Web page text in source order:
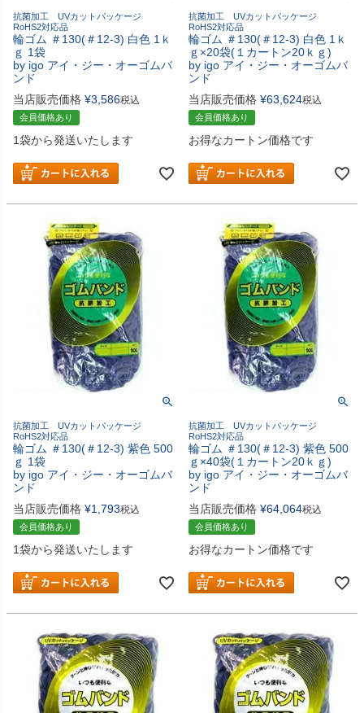
抗菌加工 UVカットパッケージ
RoHS2対応品
輪ゴム ＃130(＃12-3) 白色 1ｋ
ｇ 1袋
by igo アイ・ジー・オーゴムバ
ンド
当店販売価格 ¥3,586税込
会員価格あり
1袋から発送いたします
抗菌加工 UVカットパッケージ
RoHS2対応品
輪ゴム ＃130(＃12-3) 白色 1ｋ
ｇ×20袋(１カートン20ｋｇ)
by igo アイ・ジー・オーゴムバ
ンド
当店販売価格 ¥63,624税込
会員価格あり
お得なカートン価格です
抗菌加工 UVカットパッケージ
RoHS2対応品
輪ゴム ＃130(＃12-3) 紫色 500
ｇ 1袋
by igo アイ・ジー・オーゴムバ
ンド
当店販売価格 ¥1,793税込
会員価格あり
1袋から発送いたします
抗菌加工 UVカットパッケージ
RoHS2対応品
輪ゴム ＃130(＃12-3) 紫色 500
ｇ×40袋(１カートン20ｋｇ)
by igo アイ・ジー・オーゴムバ
ンド
当店販売価格 ¥64,064税込
会員価格あり
お得なカートン価格です